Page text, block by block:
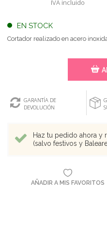
IVA incluido
EN STOCK
Cortador realizado en acero
GARANTÍA DE
DEVOLUCIÓN
Haz tu pedido ahora y
(salvo festivos y
AÑADIR A MIS FAVORITOS